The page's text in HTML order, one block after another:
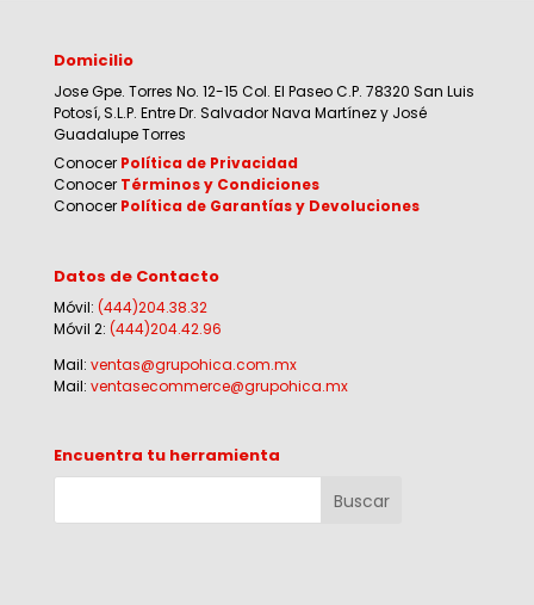
Domicilio
Jose Gpe. Torres No. 12-15 Col. El Paseo C.P. 78320 San Luis
Potosí, S.L.P. Entre Dr. Salvador Nava Martínez y José
Guadalupe Torres
Conocer Política de Privacidad
Conocer Términos y Condiciones
Conocer Política de Garantías y Devoluciones
Datos de Contacto
Móvil: (444)204.38.32
Móvil 2: (444)204.42.96
Mail: ventas@grupohica.com.mx
Mail: ventasecommerce@grupohica.mx
Encuentra tu herramienta